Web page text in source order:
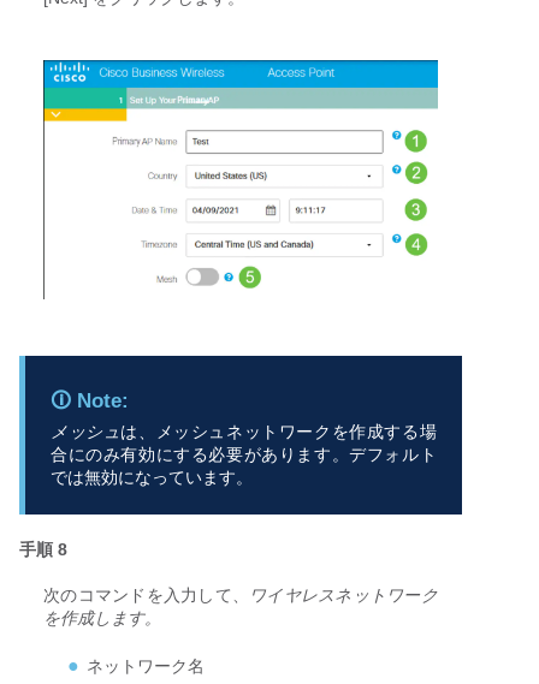
メッシュ は、メッシュネットワークを作成する場
合にのみ有効にする必要があります。デフォルト
では無効になっています。
手順 8
次のコマンドを入力して、
ワイヤレスネットワーク
を作成します。
ネットワーク名